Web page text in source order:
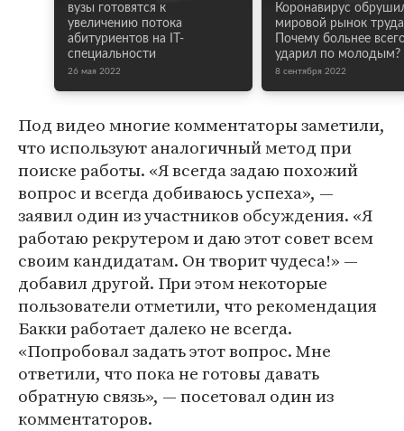
вузы готовятся к
увеличению потока
абитуриентов на IT-
специальности
26 мая 2022
Коронавирус
мировой рынок
Почему больнее
ударил по молодым?
8 сентября 2022
Под видео многие комментаторы заметили,
что используют аналогичный метод при
поиске работы. «Я всегда задаю похожий
вопрос и всегда добиваюсь успеха», —
заявил один из участников обсуждения. «Я
работаю рекрутером и даю этот совет всем
своим кандидатам. Он творит чудеса!» —
добавил другой. При этом некоторые
пользователи отметили, что рекомендация
Бакки работает далеко не всегда.
«Попробовал задать этот вопрос. Мне
ответили, что пока не готовы давать
обратную связь», — посетовал один из
комментаторов.